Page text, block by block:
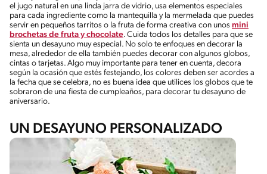
el jugo natural en una linda jarra de vidrio, usa elementos especiales
para cada ingrediente como la mantequilla y la mermelada que puedes
servir en pequeños tarritos o la fruta de forma creativa con unos mini
brochetas de fruta y chocolate. Cuida todos los detalles para que se
sienta un desayuno muy especial. No solo te enfoques en decorar la
mesa, alrededor de ella también puedes decorar con algunos globos,
cintas o tarjetas. Algo muy importante para tener en cuenta, decora
según la ocasión que estés festejando, los colores deben ser acordes a
la fecha que se celebra, no es buena idea que utilices los globos que te
sobraron de una fiesta de cumpleaños, para decorar tu desayuno de
aniversario.
UN DESAYUNO PERSONALIZADO